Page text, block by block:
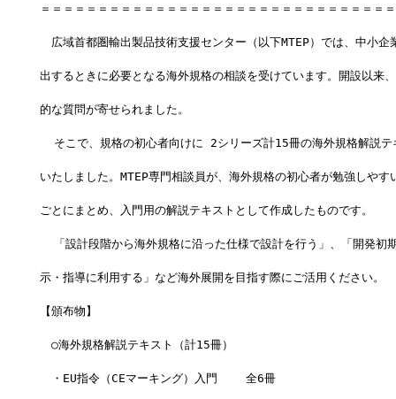
＝＝＝＝＝＝＝＝＝＝＝＝＝＝＝＝＝＝＝＝＝＝＝＝＝＝＝＝＝＝
広域首都圏輸出製品技術支援センター（以下MTEP）では、中小企
出するときに必要となる海外規格の相談を受けています。開設以来
的な質問が寄せられました。
そこで、規格の初心者向けに 2シリーズ計15冊の海外規格解説テ
いたしました。MTEP専門相談員が、海外規格の初心者が勉強しやす
ごとにまとめ、入門用の解説テキストとして作成したものです。
「設計段階から海外規格に沿った仕様で設計を行う」、「開発初
示・指導に利用する」など海外展開を目指す際にご活用ください。
【頒布物】
○海外規格解説テキスト（計15冊）
・EU指令（CEマーキング）入門    全6冊